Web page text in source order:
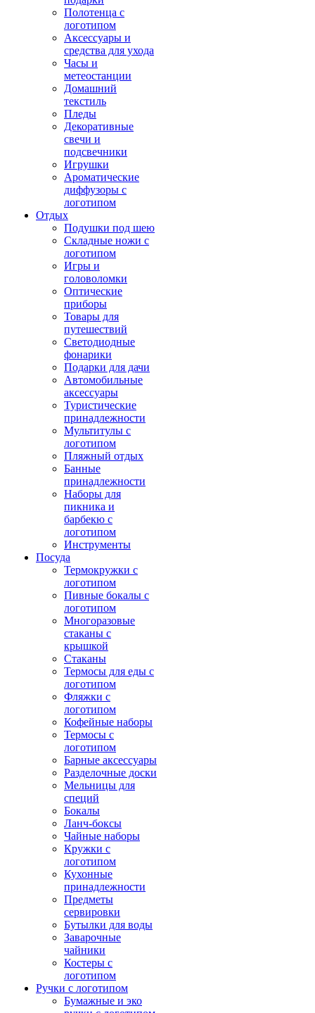
Полотенца с
логотипом
Аксессуары и
средства для ухода
Часы и
метеостанции
Домашний
текстиль
Пледы
Декоративные
свечи и
подсвечники
Игрушки
Ароматические
диффузоры с
логотипом
Отдых
Подушки под шею
Складные ножи с
логотипом
Игры и
головоломки
Оптические
приборы
Товары для
путешествий
Светодиодные
фонарики
Подарки для дачи
Автомобильные
аксессуары
Туристические
принадлежности
Мультитулы с
логотипом
Пляжный отдых
Банные
принадлежности
Наборы для
пикника и
барбекю с
логотипом
Инструменты
Посуда
Термокружки с
логотипом
Пивные бокалы с
логотипом
Многоразовые
стаканы с
крышкой
Стаканы
Термосы для еды с
логотипом
Фляжки с
логотипом
Кофейные наборы
Термосы с
логотипом
Барные аксессуары
Разделочные доски
Мельницы для
специй
Бокалы
Ланч-боксы
Чайные наборы
Кружки с
логотипом
Кухонные
принадлежности
Предметы
сервировки
Бутылки для воды
Заварочные
чайники
Костеры с
логотипом
Ручки с логотипом
Бумажные и эко